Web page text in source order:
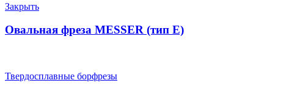
Закрыть
Овальная фреза MESSER (тип E)
Твердосплавные борфрезы